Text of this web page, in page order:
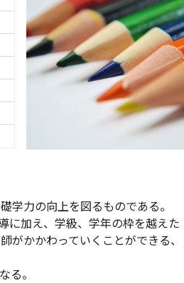
学力の向上を図るものである。
に加え、学級、学年の枠を越えた
がかかわっていくことができる、
る。